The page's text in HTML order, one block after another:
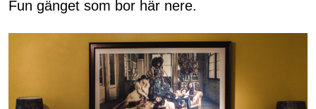
Fun gänget som bor här nere.